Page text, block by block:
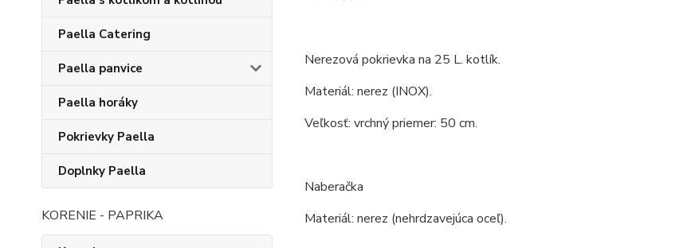
Paella Catering
Paella panvice
Paella horáky
Pokrievky Paella
Doplnky Paella
KORENIE - PAPRIKA
Nerezová pokrievka na 25 L. kotlík.
Materiál: nerez (INOX).
Veľkosť: vrchný priemer: 50 cm.
Naberačka
Materiál: nerez (nehrdzavejúca oceľ).